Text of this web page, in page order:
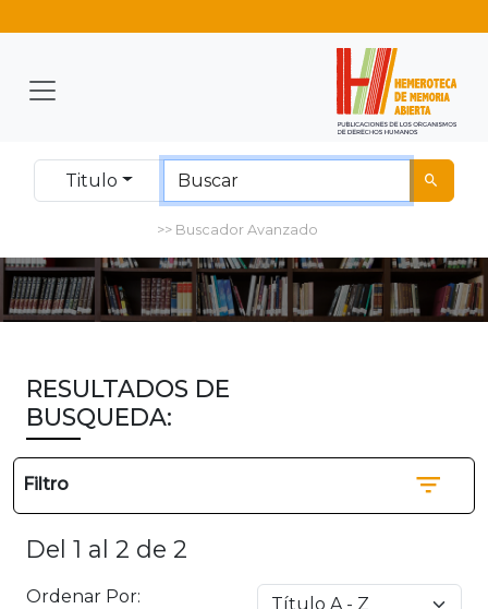
Titulo
>> Buscador Avanzado
RESULTADOS DE
BUSQUEDA:
Filtro
Del 1 al 2 de 2
Ordenar Por: